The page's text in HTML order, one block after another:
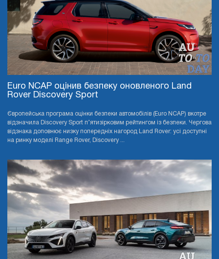
Euro NCAP оцінив безпеку оновленого Land
Rover Discovery Sport
Європейська програма оцінки безпеки автомобілів (Euro NCAP) вкотре
відзначила Discovery Sport п’ятизірковим рейтингом із безпеки. Чергова
відзнака доповнює низку попередніх нагород Land Rover: усі доступні
на ринку моделі Range Rover, Discovery ...